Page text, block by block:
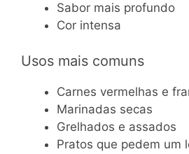
Sabor mais profundo
Cor intensa
Usos mais comuns
Carnes vermelhas e
Marinadas secas
Grelhados e assados
Pratos que pedem um